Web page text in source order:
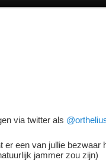
via twitter als
een van jullie bezwaar
jammer zou zijn)